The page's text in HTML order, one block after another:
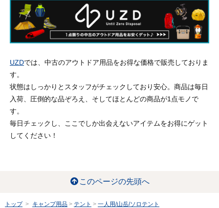
UZDでは、中古のアウトドア用品をお得な価格で販売しておりま
す。
状態はしっかりとスタッフがチェックしており安心。商品は毎日
入荷、圧倒的な品ぞろえ、そしてほとんどの商品が1点モノで
す。
毎日チェックし、ここでしか出会えないアイテムをお得にゲット
してください！
このページの先頭へ
トップ キャンプ用品 テント 一人用/山岳/ソロテント